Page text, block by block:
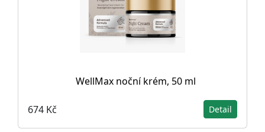
WellMax noční krém, 50 ml
674 Kč Detail